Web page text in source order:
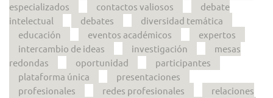
especializados
contactos valiosos
debate
intelectual
debates
diversidad temática
educación
eventos académicos
expertos
intercambio de ideas
investigación
mesas
redondas
oportunidad
participantes
plataforma única
presentaciones
profesionales
redes profesionales
relaciones